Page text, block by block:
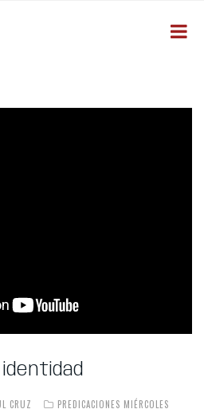
identidad
CRUZ
PREDICACIONES MIÉRCOLES